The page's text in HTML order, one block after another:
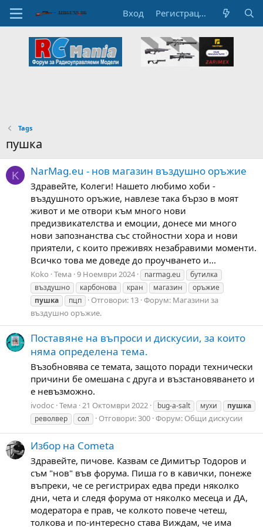
Вход Регистрация
Tags
пушка
K NarMag.eu - нов магазин въздушно оръжие
Здравейте, Колеги! Нашето любимо хоби -
въздушното оръжие, навлезе така бързо в моят
живот и ме отвори към много нови
предизвикателства и емоции, донесе ми много
нови запознанства със стойностни хора и нови
приятели, с които преживях незабравими моменти.
Всичко това ме доведе до проучването и...
Koko Тема 9 Ноември 2024 narmag.eu
бутилка
въздушно
карбонова кран магазин
оръжие
пушка
пцп Отговори: 13 Форум: Магазини за
въздушно оръжие.
Поставяне на въпроси и дискусии, за които
няма определена тема.
Възобновява се темата, защото поради технически
причини бе омешана с друга и възстановяването и
е невъзможно.
ivodoc Тема 21 Октомври 2022 bug-a-salt мухи
пушка
револвер
сол Отговори: 300 Форум: Общи дискусии
Избор на Cometa
Здравейте, пичове. Казвам се Димитър Тодоров и
съм "нов" във форума. Пиша го в кавички, понеже
въпреки, че се регистрирах едва преди няколко
дни, чета и следя форума от няколко месеца и ДА,
модератора е прав, че колкото повече четеш,
толкова и по-интересно става Виждам, че има